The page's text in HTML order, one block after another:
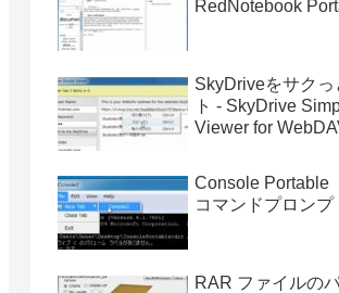
RedNotebook
SkyDriveをサクっ
ト - SkyDrive
Viewer for
Console Portable
コマンドプロンプ
RAR ファイルの